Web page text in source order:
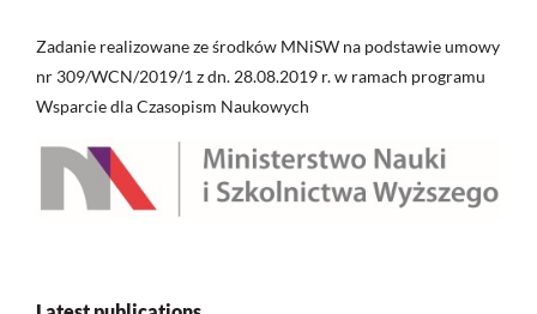
Zadanie realizowane ze środków MNiSW na podstawie umowy
nr 309/WCN/2019/1 z dn. 28.08.2019 r. w ramach programu
Wsparcie dla Czasopism Naukowych